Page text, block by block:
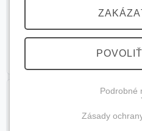
Podrobné
Zásady